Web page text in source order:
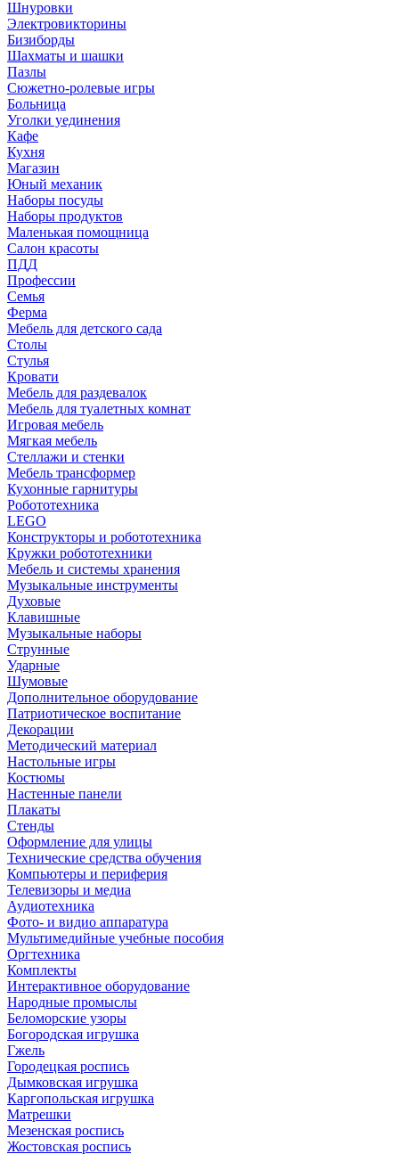
Шнуровки
Электровикторины
Бизиборды
Шахматы и шашки
Пазлы
Сюжетно-ролевые игры
Больница
Уголки уединения
Кафе
Кухня
Магазин
Юный механик
Наборы посуды
Наборы продуктов
Маленькая помощница
Салон красоты
ПДД
Профессии
Семья
Ферма
Мебель для детского сада
Столы
Cтулья
Кровати
Мебель для раздевалок
Мебель для туалетных комнат
Игровая мебель
Мягкая мебель
Стеллажи и стенки
Мебель трансформер
Кухонные гарнитуры
Робототехника
LEGO
Конструкторы и робототехника
Кружки робототехники
Мебель и системы хранения
Музыкальные инструменты
Духовые
Клавишные
Музыкальные наборы
Струнные
Ударные
Шумовые
Дополнительное оборудование
Патриотическое воспитание
Декорации
Методический материал
Настольные игры
Костюмы
Настенные панели
Плакаты
Стенды
Оформление для улицы
Технические средства обучения
Компьютеры и периферия
Телевизоры и медиа
Аудиотехника
Фото- и видио аппаратура
Мультимедийные учебные пособия
Оргтехника
Комплекты
Интерактивное оборудование
Народные промыслы
Беломорские узоры
Богородская игрушка
Гжель
Городецкая роспись
Дымковская игрушка
Каргопольская игрушка
Матрешки
Мезенская роспись
Жостовская роспись